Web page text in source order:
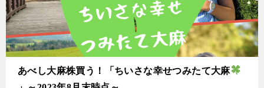
あべし大麻株買う！「ちいさな幸せつみたて大麻